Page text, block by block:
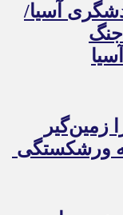
آسیا/
زمین‌گیر
ورشکستگی